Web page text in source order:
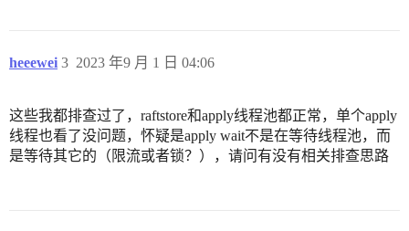
heeewei 2023 年9 月 1 日 04:06
3
这些我都排查过了，raftstore和apply线程池都正常，单个apply
线程也看了没问题，怀疑是apply wait不是在等待线程池，而
是等待其它的（限流或者锁？），请问有没有相关排查思路